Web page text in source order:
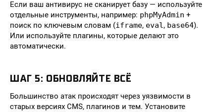
Если ваш антивирус не сканирует базу — используйте
отдельные инструменты, например: phpMyAdmin +
поиск по ключевым словам (iframe, eval, base64).
Или используйте плагины, которые делают это
автоматически.
ШАГ 5: ОБНОВЛЯЙТЕ ВСЁ
Большинство атак происходят через уязвимости в
старых версиях CMS, плагинов и тем. Установите